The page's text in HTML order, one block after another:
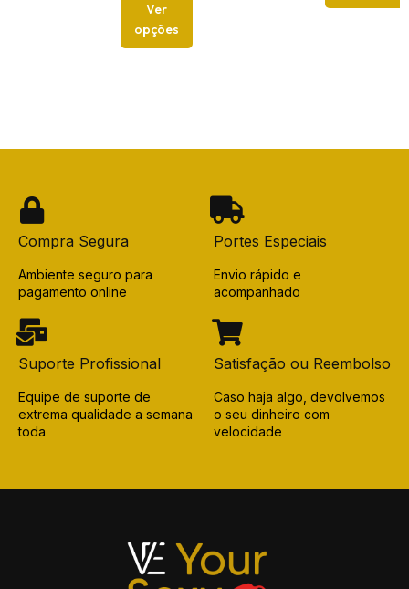
Ver
opções
Compra Segura
Ambiente seguro para
pagamento online
Portes Especiais
Envio rápido e
acompanhado
Suporte Profissional
Equipe de suporte de
extrema qualidade a semana
toda
Satisfação ou Reembolso
Caso haja algo, devolvemos
o seu dinheiro com
velocidade